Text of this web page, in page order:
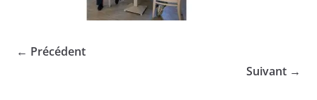
← Précédent
Suivant →